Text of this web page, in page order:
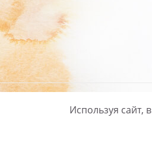
Политика
Используя сайт,